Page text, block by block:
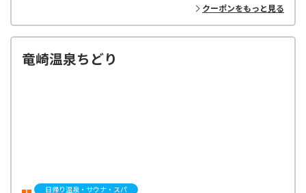
クーポンをもっと見る
竜崎温泉ちどり
日帰り温泉・サウナ・スパ